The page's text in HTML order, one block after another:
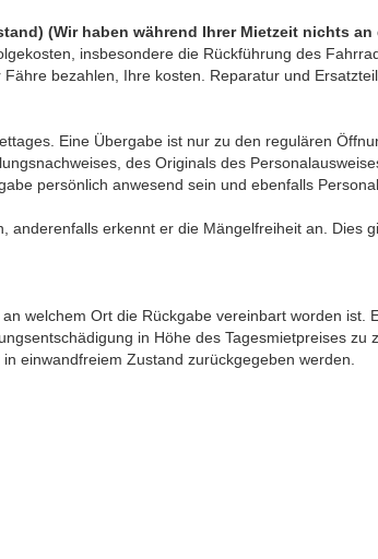
(Wir haben während Ihrer Mietzeit nichts an
insbesondere die Rückführung des
bezahlen, Ihre kosten. Reparatur und
Eine Übergabe ist nur zu den regulären
des Originals des
persönlich anwesend sein und ebenfalls
erkennt er die Mängelfreiheit an. Dies
welchem Ort die Rückgabe vereinbart worden ist.
in Höhe des Tagesmietpreises zu
einwandfreiem Zustand zurückgegeben werden.